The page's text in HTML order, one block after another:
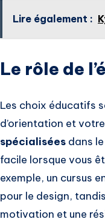
Lire également :
Le rôle de
Les choix éducatifs
d’orientation et
spécialisées dans
facile lorsque vous
exemple, un cursus
pour le design,
motivation et une